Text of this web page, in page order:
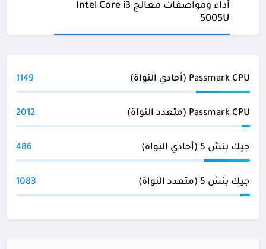
أداء ومواصفات معالج Intel Core i3
5005U
Passmark CPU (أحادي النواة) 1149
Passmark CPU (متعدد النواة) 2012
جيك بنش 5 (أحادي النواة) 486
جيك بنش 5 (متعدد النواة) 1083